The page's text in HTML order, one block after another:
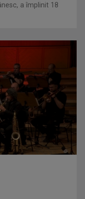
Povestea
a împlinit 18